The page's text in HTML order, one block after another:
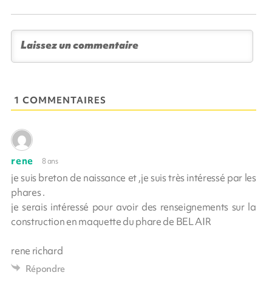
1 COMMENTAIRES
rene 8 ans
je suis breton de naissance et ,je suis très intéressé par les
phares .
je serais intéressé pour avoir des renseignements sur la
construction en maquette du phare de BEL AIR
rene richard
Répondre